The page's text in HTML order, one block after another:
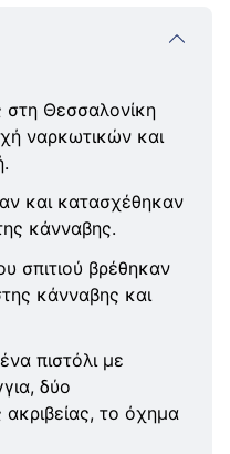
Θεσσαλονίκη
ναρκωτικών και
και κατασχέθηκαν
κάνναβης.
σπιτιού βρέθηκαν
κάνναβης και
πιστόλι με
δύο
ακριβείας, το όχημα